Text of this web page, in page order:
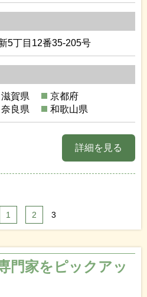
5丁目12番35-205号
滋賀県
京都府
奈良県 和歌山県
詳細を見る
1 2 3
門家をピックアッ